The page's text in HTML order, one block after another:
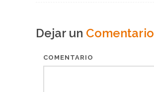
Dejar un Comentario
COMENTARIO